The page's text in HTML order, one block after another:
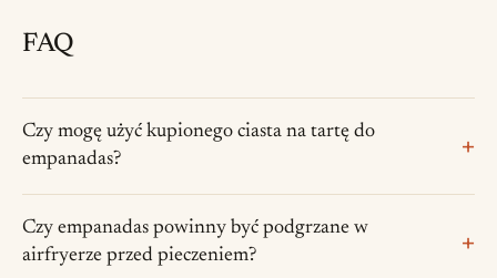
FAQ
Czy mogę użyć kupionego ciasta na tartę do
empanadas?
Czy empanadas powinny być podgrzane w
airfryerze przed pieczeniem?